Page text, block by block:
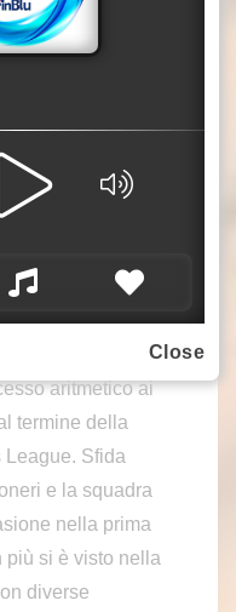
di Thiago Motta,
trasferta di Bruges
aritmetico ai
termine della
Sfida
e la squadra
nella prima
più si è visto nella
diverse
Close